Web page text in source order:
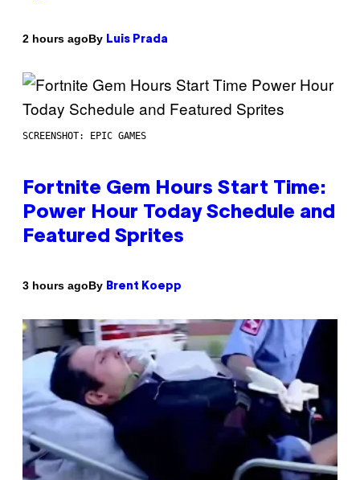
2 hours agoBy Luis Prada
SCREENSHOT: EPIC GAMES
Fortnite Gem Hours Start Time:
Power Hour Today Schedule and
Featured Sprites
3 hours agoBy Brent Koepp